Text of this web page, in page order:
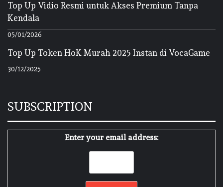
Top Up Vidio Resmi untuk Akses Premium Tanpa
Kendala
05/01/2026
Top Up Token HoK Murah 2025 Instan di VocaGame
30/12/2025
SUBSCRIPTION
Enter your email address: